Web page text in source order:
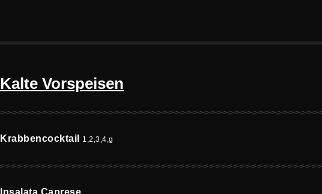
Kalte Vorspeisen
Krabbencocktail 1,2,3,4,g
Insalata Caprese